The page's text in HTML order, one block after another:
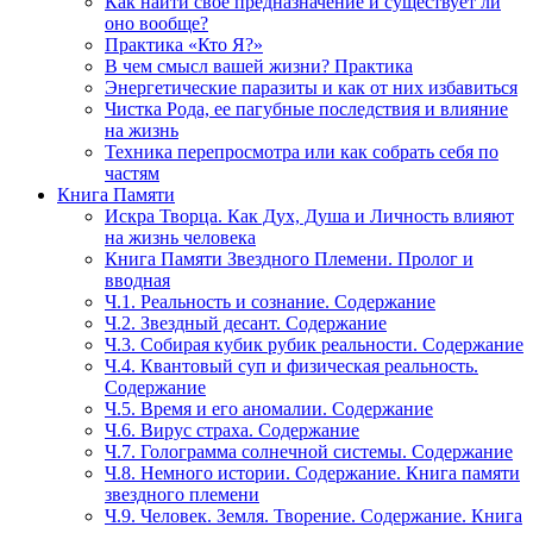
оно вообще?
Практика «Кто Я?»
В чем смысл вашей жизни? Практика
Энергетические паразиты и как от них избавиться
Чистка Рода, ее пагубные последствия и влияние
на жизнь
Техника перепросмотра или как собрать себя по
частям
Книга Памяти
Искра Творца. Как Дух, Душа и Личность влияют
на жизнь человека
Книга Памяти Звездного Племени. Пролог и
вводная
Ч.1. Реальность и сознание. Содержание
Ч.2. Звездный десант. Содержание
Ч.3. Собирая кубик рубик реальности. Содержание
Ч.4. Квантовый суп и физическая реальность.
Содержание
Ч.5. Время и его аномалии. Содержание
Ч.6. Вирус страха. Содержание
Ч.7. Голограмма солнечной системы. Содержание
Ч.8. Немного истории. Содержание. Книга памяти
звездного племени
Ч.9. Человек. Земля. Творение. Содержание. Книга